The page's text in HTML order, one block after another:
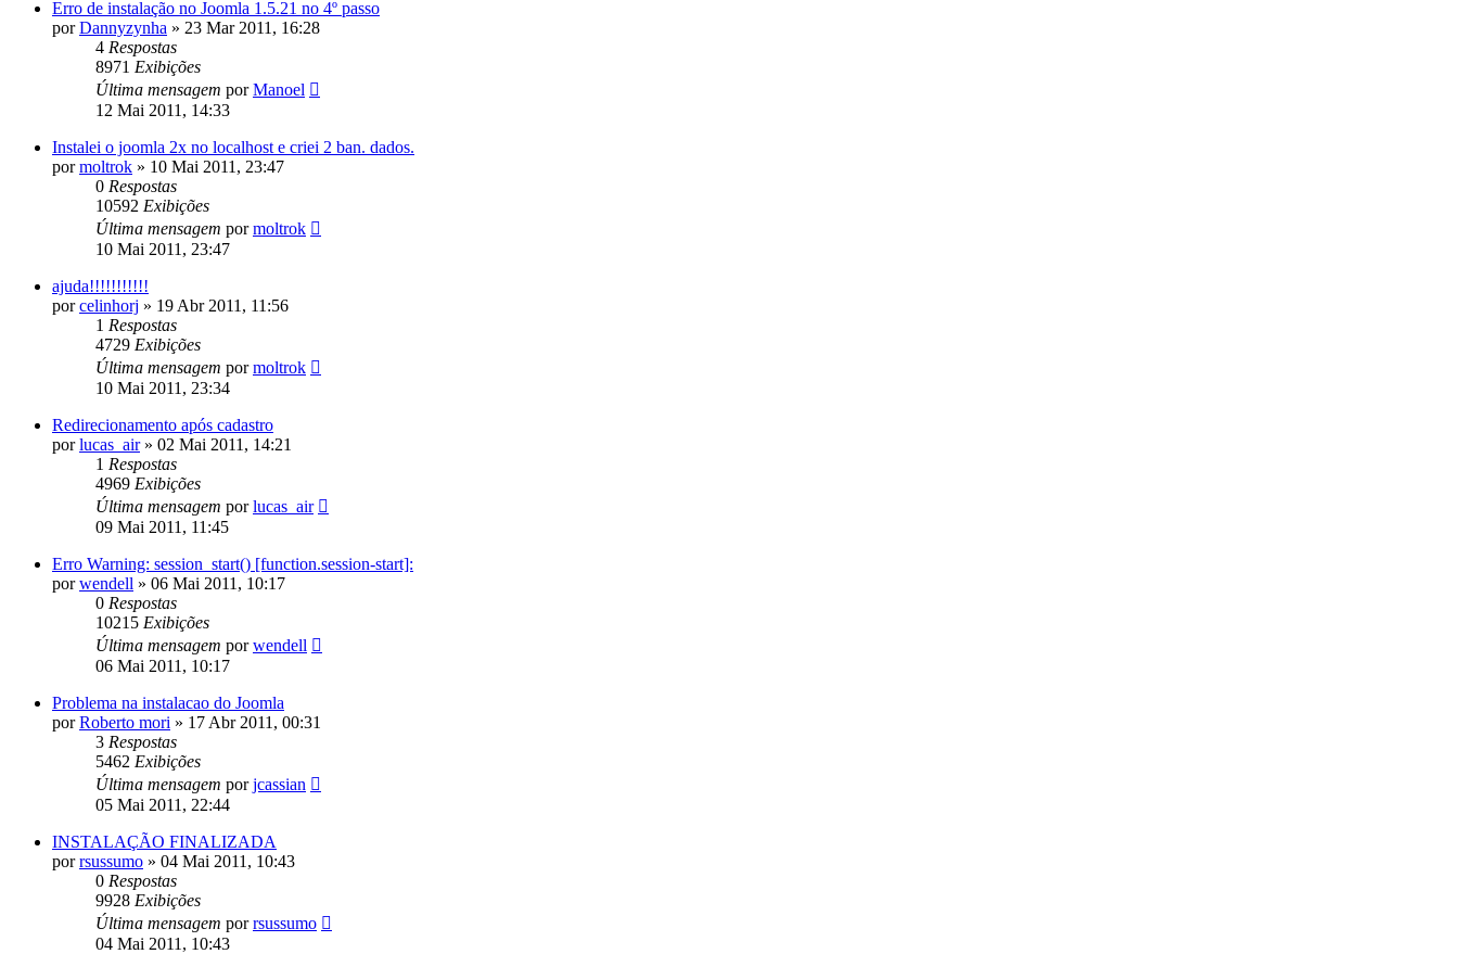
Erro de instalação no Joomla 1.5.21 no 4º passo
porDannyzynha » 23 Mar 2011, 16:28
4 Respostas
8971 Exibições
Última mensagem porManoel
12 Mai 2011, 14:33
Instalei o joomla 2x no localhost e criei 2 ban. dados.
pormoltrok » 10 Mai 2011, 23:47
0 Respostas
10592 Exibições
Última mensagem pormoltrok
10 Mai 2011, 23:47
ajuda!!!!!!!!!!!
porcelinhorj » 19 Abr 2011, 11:56
1 Respostas
4729 Exibições
Última mensagem pormoltrok
10 Mai 2011, 23:34
Redirecionamento após cadastro
porlucas_air» 02 Mai 2011, 14:21
1 Respostas
4969 Exibições
Última mensagem porlucas_air
09 Mai 2011, 11:45
Erro Warning: session_start() [function.session-start]:
porwendell » 06 Mai 2011, 10:17
0 Respostas
10215 Exibições
Última mensagem porwendell
06 Mai 2011, 10:17
Problema na instalacao do Joomla
porRoberto mori » 17 Abr 2011, 00:31
3 Respostas
5462 Exibições
Última mensagem porjcassian
05 Mai 2011, 22:44
INSTALAÇÃO FINALIZADA
porrsussumo » 04 Mai 2011, 10:43
0 Respostas
9928 Exibições
Última mensagem porrsussumo
04 Mai 2011, 10:43